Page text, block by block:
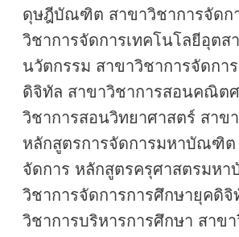
ดุษฎีบัณฑิต สาขาวิชาการจัดก
วิชาการจัดการเทคโนโลยีอุตส
นวัตกรรม สาขาวิชาการจัดกา
ดิจิทัล สาขาวิชาการสอนคณิต
วิชาการสอนวิทยาศาสตร์ สาข
หลักสูตรการจัดการมหาบัณฑิต
จัดการ หลักสูตรครุศาสตรมห
วิชาการจัดการการศึกษายุคดิจิ
วิชาการบริหารการศึกษา สาข